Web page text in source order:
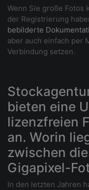
Wenn Sie große Fotos
der Registrierung
bebilderte
aber auch einfach per
Verbindung setzen.
bieten eine
lizenzfreien
an. Worin
zwischen
Gigapixel-
In den letzten Jahren